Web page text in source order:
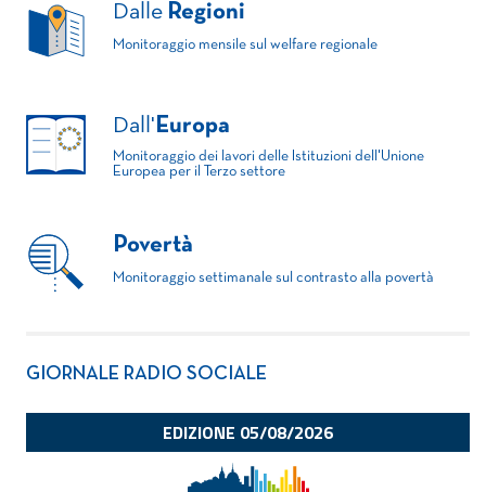
Dalle Regioni
Monitoraggio mensile sul welfare regionale
Dall' Europa
Monitoraggio dei lavori delle Istituzioni dell'Unione
Europea per il Terzo settore
Povertà
Monitoraggio settimanale sul contrasto alla povertà
GIORNALE RADIO SOCIALE